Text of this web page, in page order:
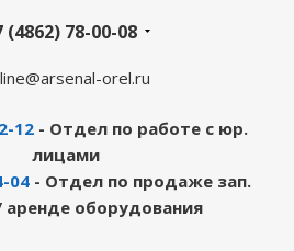
(4862) 78-00-08
orel.ru
12- Отдел по работе с юр.
лицами
04 - Отдел по продаже зап.
аренде оборудования